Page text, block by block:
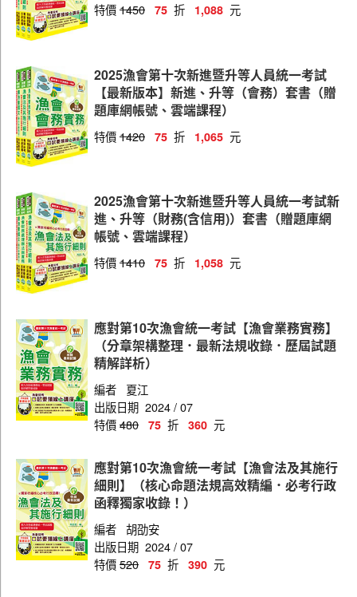
特價1450 75 折 1,088 元
2025漁會第十次新進暨升等人員統一考試
【最新版本】新進、升等（會務）套書（贈
題庫網帳號、雲端課程）
特價1420 75 折 1,065 元
2025漁會第十次新進暨升等人員統一考試新
進、升等（財務(含信用)）套書（贈題庫網
帳號、雲端課程）
特價1410 75 折 1,058 元
應對第10次漁會統一考試【漁會業務實務】
（分章架構整理．最新法規收錄．歷屆試題
精解詳析）
編者
夏江
出版日期 2024 / 07
特價480 75 折 360 元
應對第10次漁會統一考試【漁會法及其施行
細則】（核心命題法規高效精編．必考行政
函釋獨家收錄！）
編者 胡劭安
出版日期 2024 / 07
特價520 75 折 390 元